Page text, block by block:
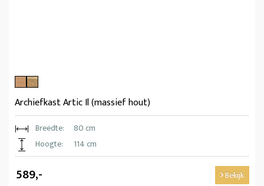
Archiefkast Artic Il (massief hout)
Breedte:
80 cm
Hoogte:
114 cm
589,- Bekijk